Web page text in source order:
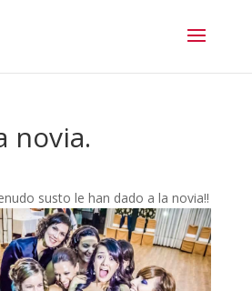
novia.
susto le han dado a la novia!!